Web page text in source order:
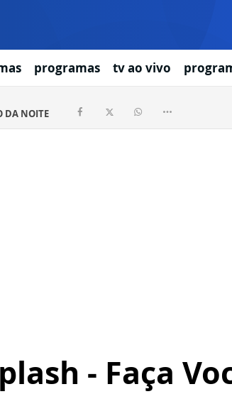
programas tv ao vivo
DA NOITE
- Faça